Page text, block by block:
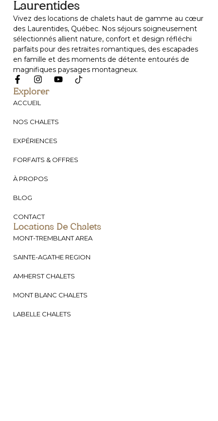
Laurentides
Vivez des locations de chalets haut de gamme au cœur
des Laurentides, Québec. Nos séjours soigneusement
sélectionnés allient nature, confort et design réfléchi
parfaits pour des retraites romantiques, des escapades
en famille et des moments de détente entourés de
magnifiques paysages montagneux.
Explorer
ACCUEIL
NOS CHALETS
EXPÉRIENCES
FORFAITS & OFFRES
À PROPOS
BLOG
CONTACT
Locations De Chalets
MONT-TREMBLANT AREA
SAINTE-AGATHE REGION
AMHERST CHALETS
MONT BLANC CHALETS
LABELLE CHALETS